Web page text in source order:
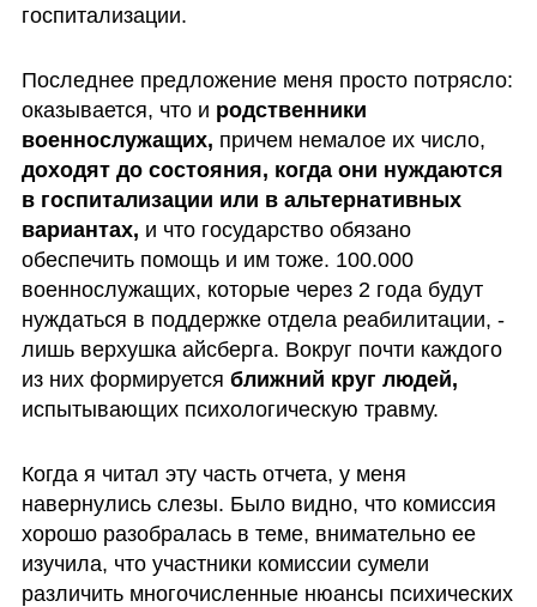
госпитализации.
Последнее предложение меня просто потрясло:
оказывается, что и родственники
военнослужащих,
доходят до состояния, когда они нуждаются
в госпитализации или в альтернативных
вариантах, и что государство обязано
обеспечить помощь и им тоже. 100.000
военнослужащих, которые через 2 года будут
нуждаться в поддержке отдела реабилитации, -
лишь верхушка айсберга. Вокруг почти каждого
из них формируется
испытывающих психологическую травму.
Когда я читал эту часть отчета, у меня
навернулись слезы. Было видно, что комиссия
хорошо разобралась в теме, внимательно ее
изучила, что участники комиссии сумели
различить многочисленные нюансы психических